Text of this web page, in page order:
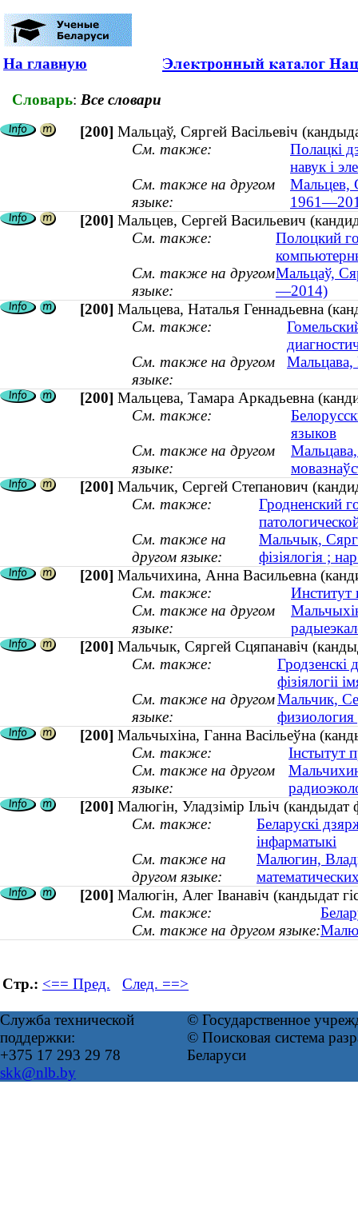
На главную
Словарь: Все словари
[200] Мальцаў, Сяргей Васільевіч
См. также:
Полацкі
навук і
См. также на другом
языке:
Мальцев,
[200] Мальцев, Сергей Васильевич
См. также:
Полоцкий
См. также на другом
языке:
Мальцаў,
—2014)
[200] Мальцева, Наталья Геннадьевна
См. также:
См. также на другом
языке:
Мальцава,
[200] Мальцева, Тамара Аркадьевна
См. также:
языков
См. также на другом
языке:
[200] Мальчик, Сергей Степанович
См. также:
Гродненский
См. также на
другом языке:
Мальчык,
фізіялогія ;
[200] Мальчихина, Анна Васильевна
См. также:
Институт
См. также на другом
языке:
[200] Мальчык, Сяргей Сцяпанавіч
См. также:
Гродзенскі
фізіялогіі
См. также на другом
языке:
Мальчик,
[200] Мальчыхіна, Ганна Васільеўна
См. также:
Інстытут
См. также на другом
языке:
[200] Малюгiн, Уладзiмiр Iльiч (кандыдат
См. также:
Беларускі
інфарматыкі
См. также на
другом языке:
Малюгин,
[200] Малюгін, Алег Іванавіч (кандыдат
См. также:
См. также на другом языке:
Стр.: <== Пред. След. ==>
Служба технической
поддержки:
+375 17 293 29 78
skk@nlb.by
© Государственное
© Поисковая система
Беларуси